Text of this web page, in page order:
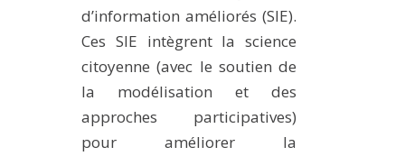
d’information améliorés (SIE).
Ces SIE intègrent la science
citoyenne (avec le soutien de
la modélisation et des
approches participatives)
pour améliorer la